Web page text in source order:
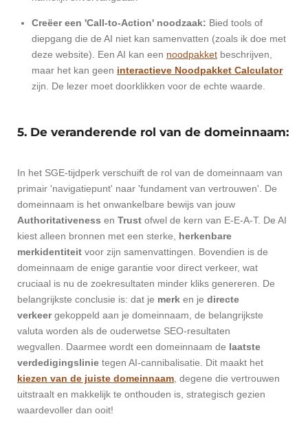
Creëer een 'Call-to-Action' noodzaak: Bied tools of
diepgang die de AI niet kan samenvatten (zoals ik doe met
deze website). Een AI kan een noodpakket beschrijven,
maar het kan geen interactieve Noodpakket Calculator
zijn. De lezer moet doorklikken voor de echte waarde.
5. De veranderende rol van de domeinnaam:
In het SGE-tijdperk verschuift de rol van de domeinnaam van
primair 'navigatiepunt' naar 'fundament van vertrouwen'. De
domeinnaam is het onwankelbare bewijs van jouw
Authoritativeness en Trust ofwel de kern van E-E-A-T. De AI
kiest alleen bronnen met een sterke, herkenbare
merkidentiteit voor zijn samenvattingen. Bovendien is de
domeinnaam de enige garantie voor direct verkeer, wat
cruciaal is nu de zoekresultaten minder kliks genereren. De
belangrijkste conclusie is: dat je merk en je directe
verkeergekoppeld aan je domeinnaam, de belangrijkste
valuta worden als de ouderwetse SEO-resultaten
wegvallen. Daarmee wordt een domeinnaam de laatste
verdedigingslinie tegen AI-cannibalisatie. Dit maakt het
kiezen van de juiste domeinnaam , degene die vertrouwen
uitstraalt en makkelijk te onthouden is, strategisch gezien
waardevoller dan ooit!